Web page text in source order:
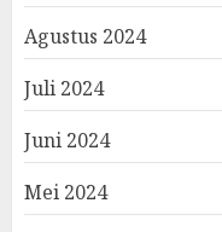
Agustus 2024
Juli 2024
Juni 2024
Mei 2024